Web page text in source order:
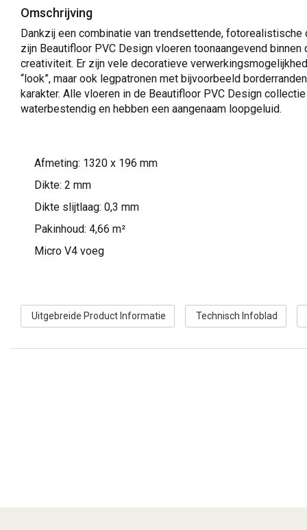
Omschrijving
Dankzij een combinatie van trendsettende,
zijn Beautifloor PVC Design vloeren toonaangevend
creativiteit. Er zijn vele decoratieve
“look”, maar ook legpatronen met bijvoorbeeld
karakter. Alle vloeren in de Beautifloor PVC Design
waterbestendig en hebben een aangenaam loopgeluid.
Afmeting: 1320 x 196 mm
Dikte: 2 mm
Dikte slijtlaag: 0,3 mm
Pakinhoud: 4,66 m²
Micro V4 voeg
Uitgebreide Product Informatie Technisch Infoblad